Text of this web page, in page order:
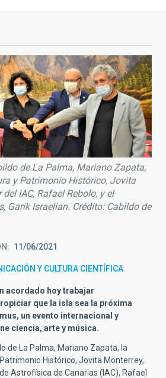
de La Palma, Mariano Zapata,
y Patrimonio Histórico, Jovita
IAC, Rafael Rebolo, y el
Garik Israelian. Crédito: Cabildo de
11/06/2021
Y CULTURA CIENTÍFICA
acordado hoy trabajar
que la isla sea la próxima
un evento internacional y
ciencia, arte y música.
de La Palma, Mariano Zapata, la
Histórico, Jovita Monterrey,
Astrofísica de Canarias (IAC), Rafael